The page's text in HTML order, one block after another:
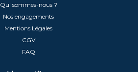
Qui sommes-nous ?
Nos engagements
Mentions Légales
CGV
FAQ